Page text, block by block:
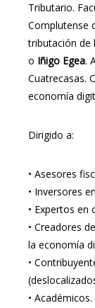
Tributario.
Complutense
tributación de
o Iñigo Egea.
Cuatrecasas.
economía
Dirigido a:
• Asesores
• Inversores
• Expertos en
• Creadores
la economía
•
• Académicos.